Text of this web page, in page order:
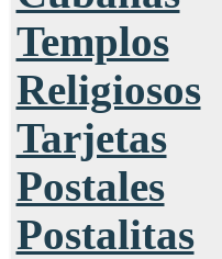
Templos
Religiosos
Tarjetas
Postales
Postalitas